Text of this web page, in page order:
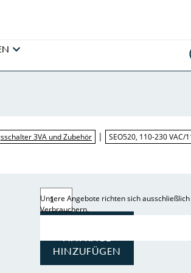
3VA und Zubehör |
SEO520, 110-230 VAC/
ANFRAGE
HINZUFÜGEN
Unsere Angebote richten sich
Verbrauchern.